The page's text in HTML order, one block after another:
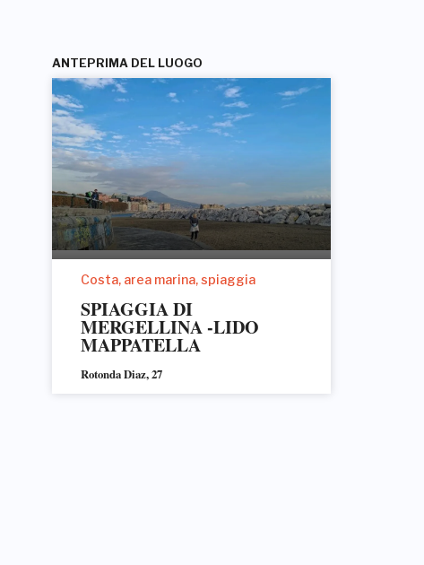
ANTEPRIMA DEL LUOGO
Costa, area marina, spiaggia
SPIAGGIA DI
MERGELLINA -LIDO
MAPPATELLA
Rotonda Diaz, 27